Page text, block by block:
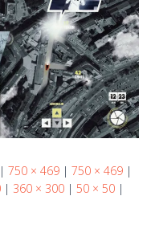
| 750 × 469 | 750 × 469 |
| 360 × 300 | 50 × 50 |